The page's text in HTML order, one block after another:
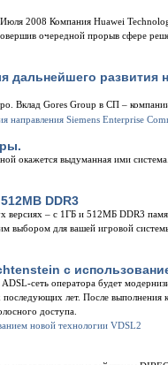
2008 Компания Huawei
очередной прорыв сфере
дальнейшего развития
Вклад Gores Group в СП –
окажется выдуманная ими система.
DDR3
версиях – с 1ГБ и 512МБ DDR3
выбором для вашей игровой
с
сеть оператора будет
лет. После выполнения
доступа.